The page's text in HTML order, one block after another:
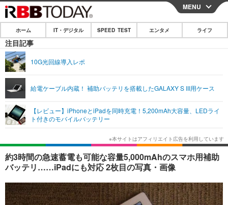
CLOSE
ホーム
IT・デジタル
ショッピング その他
SPEED TEST
エンタメ
エンタメTOP
韓国・芸能
音楽 スポーツ
ショッピング その他
ライフ
ライフTOP グルメ
ペット ショッピング
その他
リリース一覧
プッシュ通知の停止方法
MENU
ホーム IT・デジタル SPEED TEST エンタメ ライフ
注目記事
10G光回線導入レポ
給電ケーブル内蔵！ 補助バッテリを搭載したGALAXY S III用ケース
【レビュー】iPhoneとiPadを同時充電！5,200mAh大容量、LEDライ
ト付きのモバイルバッテリー
約3時間の急速蓄電も可能な容量5,000mAhのスマホ用補助
バッテリ……iPadにも対応 2枚目の写真・画像